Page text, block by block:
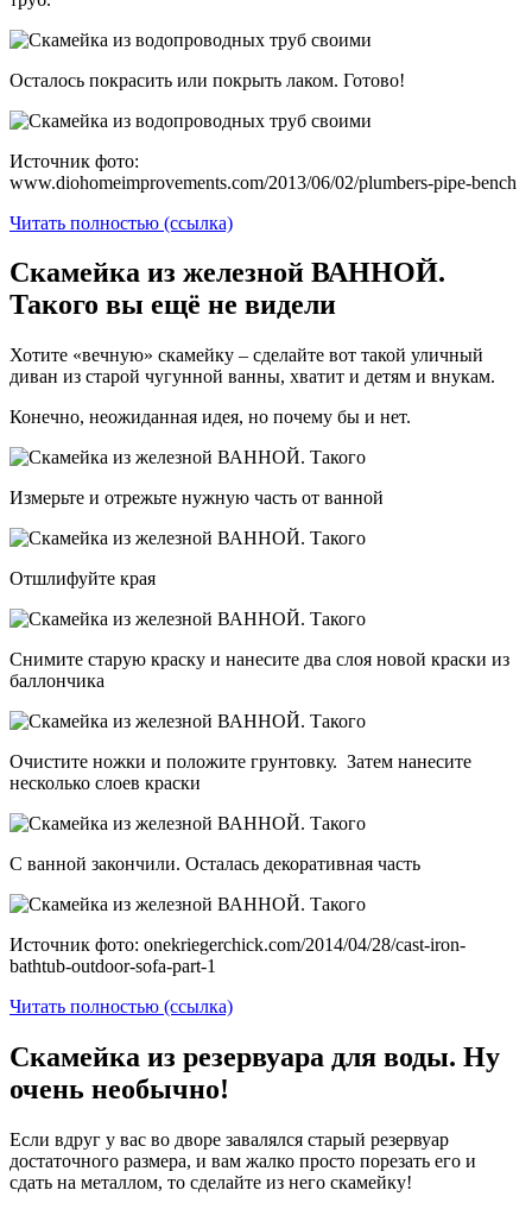
Осталось покрасить или покрыть лаком. Готово!
Источник фото:
www.diohomeimprovements.com/2013/06/02/plumbers-pipe-bench
Читать полностью (ссылка)
Скамейка из железной ВАННОЙ.
Такого вы ещё не видели
Хотите «вечную» скамейку – сделайте вот такой уличный
диван из старой чугунной ванны, хватит и детям и внукам.
Конечно, неожиданная идея, но почему бы и нет.
Измерьте и отрежьте нужную часть от ванной
Отшлифуйте края
Снимите старую краску и нанесите два слоя новой краски из
баллончика
Очистите ножки и положите грунтовку. Затем нанесите
несколько слоев краски
С ванной закончили. Осталась декоративная часть
Источник фото: onekriegerchick.com/2014/04/28/cast-iron-
bathtub-outdoor-sofa-part-1
Читать полностью (ссылка)
Скамейка из резервуара для воды. Ну
очень необычно!
Если вдруг у вас во дворе завалялся старый резервуар
достаточного размера, и вам жалко просто порезать его и
сдать на металлом, то сделайте из него скамейку!